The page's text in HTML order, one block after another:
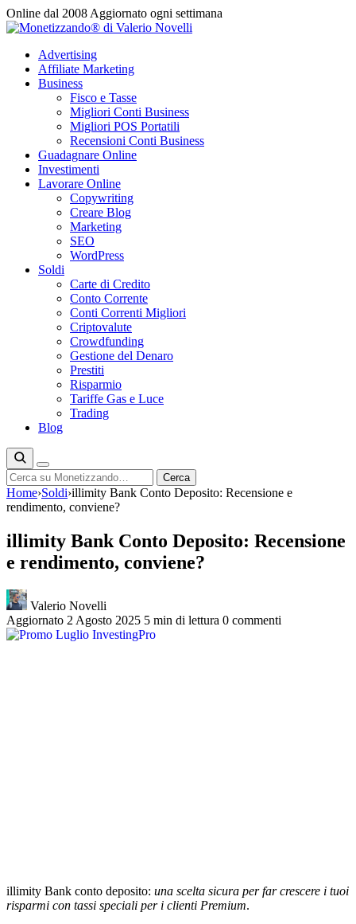
Vai
al
Online dal 2008 Aggiornato ogni settimana
Advertising
Affiliate Marketing
Business
Fisco e Tasse
Migliori Conti Business
Migliori POS Portatili
Recensioni Conti Business
Guadagnare Online
Investimenti
Lavorare Online
Copywriting
Creare Blog
Marketing
SEO
WordPress
Soldi
Carte di Credito
Conto Corrente
Conti Correnti Migliori
Criptovalute
Crowdfunding
Gestione del Denaro
Prestiti
Risparmio
Tariffe Gas e Luce
Trading
Blog
Cerca Cerca
Home›Soldi›illimity Bank Conto Deposito: Recensione e
rendimento, conviene?
illimity Bank Conto Deposito: Recensione
e rendimento, conviene?
Valerio Novelli
Aggiornato 2 Agosto 2025 5 min di lettura 0 commenti
illimity Bank conto deposito: una scelta sicura per far crescere i tuoi
risparmi con tassi speciali per i clienti Premium.